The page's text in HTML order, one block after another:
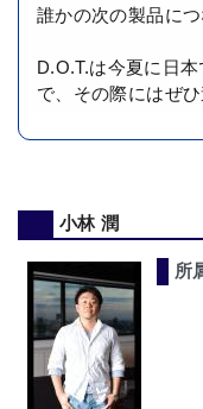
誰かの次の製品に
D.O.T.は今夏に日
で、その際にはぜ
小林 潤
所